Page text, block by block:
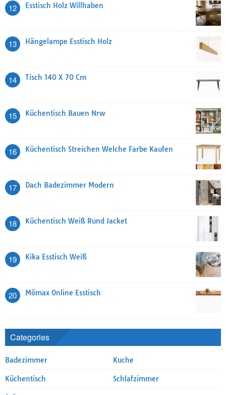
12 Esstisch Holz Willhaben
13 Hängelampe Esstisch Holz
14 Tisch 140 X 70 Cm
15 Küchentisch Bauen Nrw
16 Küchentisch Streichen Welche Farbe Kaufen
17 Dach Badezimmer Modern
18 Küchentisch Weiß Rund Jacket
19 Kika Esstisch Weiß
20 Mömax Online Esstisch
Categories
Badezimmer Kuche
Küchentisch Schlafzimmer